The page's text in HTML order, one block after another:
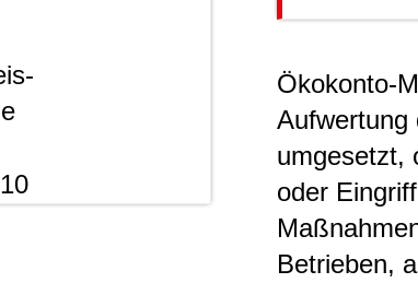
Ökokonto-
Aufwertung
umgesetzt,
oder
Betrieben,